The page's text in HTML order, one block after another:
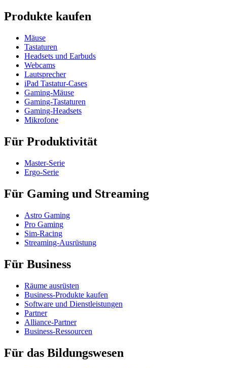
Produkte kaufen
Mäuse
Tastaturen
Headsets und Earbuds
Webcams
Lautsprecher
iPad Tastatur-Cases
Gaming-Mäuse
Gaming-Tastaturen
Gaming-Headsets
Mikrofone
Für Produktivität
Master-Serie
Ergo-Serie
Für Gaming und Streaming
Astro Gaming
Pro Gaming
Sim-Racing
Streaming-Ausrüstung
Für Business
Räume ausrüsten
Business-Produkte kaufen
Software und Dienstleistungen
Partner
Alliance-Partner
Business-Ressourcen
Für das Bildungswesen